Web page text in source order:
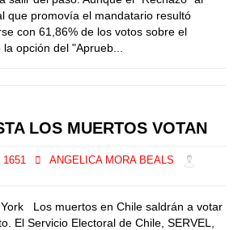
que promovía el mandatario resultó
con 61,86% de los votos sobre el
opción del "Aprueb...
LOS MUERTOS VOTAN
1651
ANGELICA MORA BEALS
Los muertos en Chile saldrán a votar
El Servicio Electoral de Chile, SERVEL,